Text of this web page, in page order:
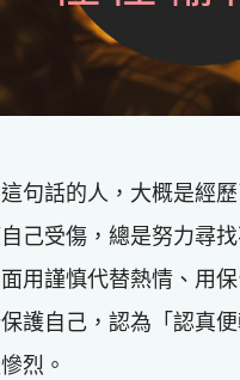
句話的人，大概是經
己受傷，總是努力尋
用謹慎代替熱情、用
護自己，認為「認真
烈。